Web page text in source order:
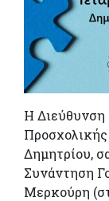
Η Διεύθυνση
Δημητρίου,
Συνάντηση
Μερκούρη